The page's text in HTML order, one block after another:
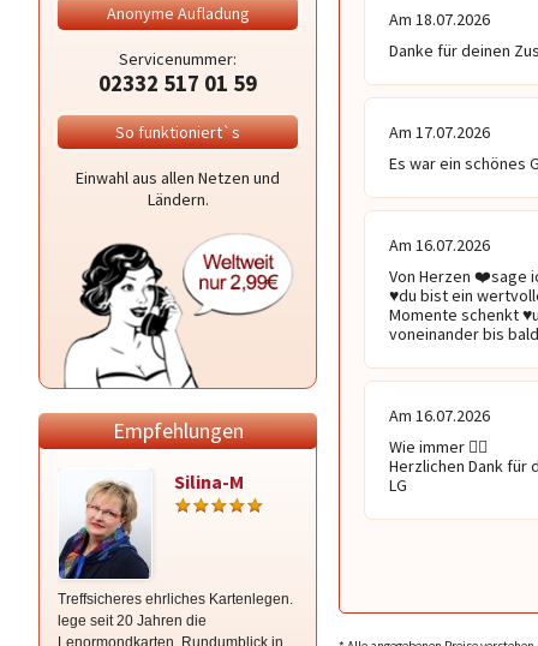
Anonyme Aufladung
Servicenummer:
02332 517 01 59
So funktioniert`s
Einwahl aus allen Netzen und
Ländern.
Empfehlungen
Silina-M
Treffsicheres ehrliches Kartenlegen.
lege seit 20 Jahren die
Lenormondkarten. Rundumblick in
Lösungsorientierter Ansatz -
Am 18.07.2026
Danke für deinen
Am 17.07.2026
Es war ein schönes
Am 16.07.2026
Von Herzen ❤️sage
♥️du bist ein
Momente schenkt
voneinander bis
Am 16.07.2026
Wie immer 🙋‍♀️
Herzlichen Dank
LG